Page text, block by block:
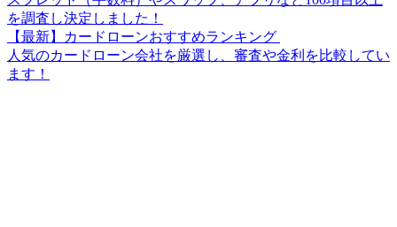
を調査し決定しました！
【最新】カードローンおすすめランキング
人気のカードローン会社を厳選し、審査や金利を比較してい
ます！